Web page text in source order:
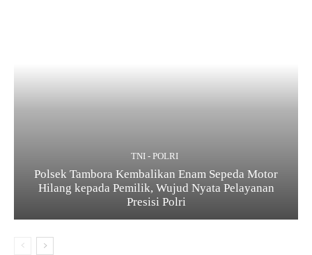
TNI - POLRI
Polsek Tambora Kembalikan Enam Sepeda Motor
Hilang kepada Pemilik, Wujud Nyata Pelayanan
Presisi Polri